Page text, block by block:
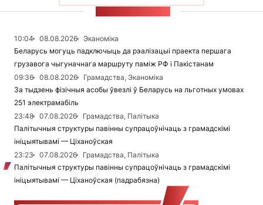
10:04 08.08.2026
Эканоміка
Беларусь могуць падключыць да рэалізацыі праекта першага
грузавога чыгуначнага маршруту паміж РФ і Пакістанам
09:36
08.08.2026
Грамадства, Эканоміка
За тыдзень фізічныя асобы ўвезлі ў Беларусь на льготных умовах
251 электрамабіль
23:48
07.08.2026
Грамадства, Палітыка
Палітычныя структуры павінны супрацоўнічаць з грамадскімі
ініцыятывамі — Ціханоўская
23:23
07.08.2026
Грамадства, Палітыка
Палітычныя структуры павінны супрацоўнічаць з грамадскімі
ініцыятывамі — Ціханоўская (падрабязна)